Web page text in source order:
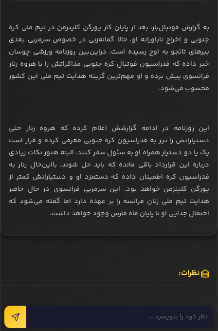
به گزارش فوتبال‌باز؛ بعد از پایان کار یورگن کلینزمن در تیم ملی کره
جنوبی و اخراج ناباورانه او، حالا گمانه‌زنی در خصوص سرمربی بعدی
ببرهای تائجو به اوج رسیده است. دراین‌بین روزنامه ورزشی چوسان
خبر داده که فدراسیون فوتبال کره جنوبی مذاکراتش را با هروه رنار
فرانسوی پیش برده و او مهم‌ترین گزینه هدایت تیم ملی این کشور
محسوب می‌شود.
این روزنامه در ادامه گزارشش اعلام کرده که هروه رنار حتی
دستیارانش را نیز به فدراسیون کره جنوبی معرفی کرده و قرار است
یک یا دو دستیار همراه او به سئول سفر کنند. البته هنوز نکات زیادی
درباره این قرارداد باقی مانده که باید حل شوند. بااین‌حال رنار به
فدراسیون کره اطمینان داده که دستمزد او و دستیارانش کمتر از
یورگن کلینزمن خواهد بود. این سرمربی فرانسوی در حال ‌حاضر
هدایت تیم ملی زنان فرانسه را بر عهده دارد اما گفته می‌شود که
احتمال جدایی او تا پایان ماه مارس وجود خواهد داشت.
نظرات: